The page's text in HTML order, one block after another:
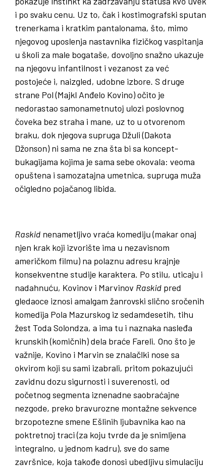
i po svaku cenu. Uz to, čak i kostimografski sputan
trenerkama i kratkim pantalonama, što, mimo
njegovog uposlenja nastavnika fizičkog vaspitanja
u školi za male bogataše, dovoljno snažno ukazuje
na njegovu infantilnost i vezanost za već
postojeće i, naizgled, udobne izbore. S druge
strane Pol (Majkl Anđelo Kovino) očito je
nedorastao samonametnutoj ulozi poslovnog
čoveka bez straha i mane, uz to u otvorenom
braku, dok njegova supruga Džuli (Dakota
Džonson) ni sama ne zna šta bi sa koncept-
bukagijama kojima je sama sebe okovala: veoma
opuštena i samozatajna umetnica, supruga muža
očigledno pojačanog libida.
Raskid nenametljivo vraća komediju (makar onaj
njen krak koji izvorište ima u nezavisnom
američkom filmu) na polaznu adresu krajnje
konsekventne studije karaktera. Po stilu, uticaju i
nadahnuću, Kovinov i Marvinov Raskid pred
gledaoce iznosi amalgam žanrovski slično sročenih
komedija Pola Mazurskog iz sedamdesetih, tihu
žest Toda Solondza, a ima tu i naznaka nasleđa
krunskih (komičnih) dela braće Fareli. Ono što je
važnije, Kovino i Marvin se znalačlki nose sa
okvirom koji su sami izabrali, pritom pokazujući
zavidnu dozu sigurnosti i suverenosti, od
početnog segmenta iznenadne saobraćajne
nezgode, preko bravurozne montažne sekvence
brzopotezne smene Ešlinih ljubavnika kao na
poktretnoj traci (za koju tvrde da je snimljena
integralno, u jednom kadru), sve do same
završnice, koja takođe donosi ubedljivu simulaciju